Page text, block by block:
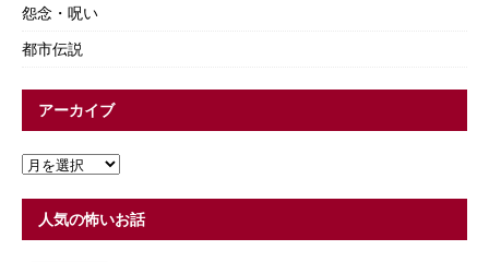
怨念・呪い
都市伝説
アーカイブ
人気の怖いお話